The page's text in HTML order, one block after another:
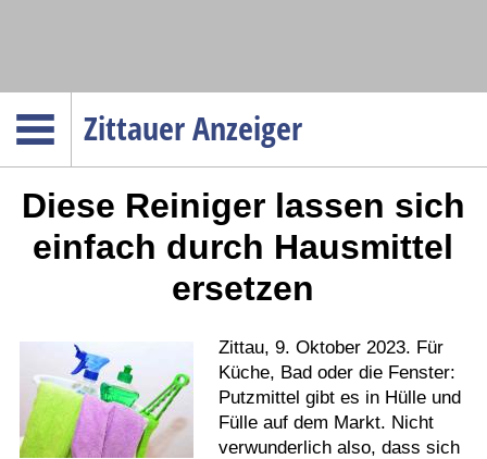
Zittauer Anzeiger
Menüpunkte
Politik
Gesellschaft
Verkehr
Gesundheit
Kultur
Diese Reiniger lassen sich
einfach durch Hausmittel
ersetzen
Zittau, 9. Oktober 2023. Für
Küche, Bad oder die Fenster:
Putzmittel gibt es in Hülle und
Fülle auf dem Markt. Nicht
verwunderlich also, dass sich